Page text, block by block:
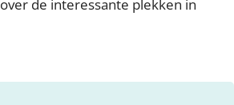
de interessante plekken in